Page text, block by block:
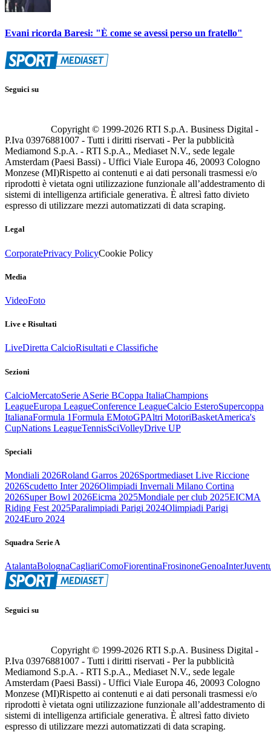
Evani ricorda Baresi: "È come se avessi perso un fratello"
Seguici su
Copyright © 1999-2026 RTI S.p.A. Business Digital -
P.Iva 03976881007 - Tutti i diritti riservati - Per la pubblicità
Mediamond S.p.A. - RTI S.p.A., Mediaset N.V., sede legale
Amsterdam (Paesi Bassi) - Uffici Viale Europa 46, 20093 Cologno
Monzese (MI)Rispetto ai contenuti e ai dati personali trasmessi e/o
riprodotti è vietata ogni utilizzazione funzionale all’addestramento di
sistemi di intelligenza artificiale generativa. È altresì fatto divieto
espresso di utilizzare mezzi automatizzati di data scraping.
Legal
CorporatePrivacy PolicyCookie Policy
Media
VideoFoto
Live e Risultati
LiveDiretta CalcioRisultati e Classifiche
Sezioni
CalcioMercatoSerie ASerie BCoppa ItaliaChampions
LeagueEuropa LeagueConference LeagueCalcio EsteroSupercoppa
ItalianaFormula 1Formula EMotoGPAltri MotoriBasketAmerica's
CupNations LeagueTennisSciVolleyDrive UP
Speciali
Mondiali 2026Roland Garros 2026Sportmediaset Live Riccione
2026Scudetto Inter 2026Olimpiadi Invernali Milano Cortina
2026Super Bowl 2026Eicma 2025Mondiale per club 2025EICMA
Riding Fest 2025Paralimpiadi Parigi 2024Olimpiadi Parigi
2024Euro 2024
Squadra Serie A
AtalantaBolognaCagliariComoFiorentinaFrosinoneGenoaInter
Seguici su
Copyright © 1999-2026 RTI S.p.A. Business Digital -
P.Iva 03976881007 - Tutti i diritti riservati - Per la pubblicità
Mediamond S.p.A. - RTI S.p.A., Mediaset N.V., sede legale
Amsterdam (Paesi Bassi) - Uffici Viale Europa 46, 20093 Cologno
Monzese (MI)Rispetto ai contenuti e ai dati personali trasmessi e/o
riprodotti è vietata ogni utilizzazione funzionale all’addestramento di
sistemi di intelligenza artificiale generativa. È altresì fatto divieto
espresso di utilizzare mezzi automatizzati di data scraping.